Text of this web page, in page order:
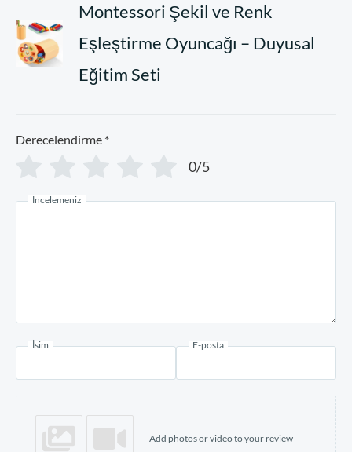
Montessori Şekil ve Renk
Eşleştirme Oyuncağı – Duyusal
Eğitim Seti
Derecelendirme *
0/5
İncelemeniz
İsim E-posta
Add photos or video to your review